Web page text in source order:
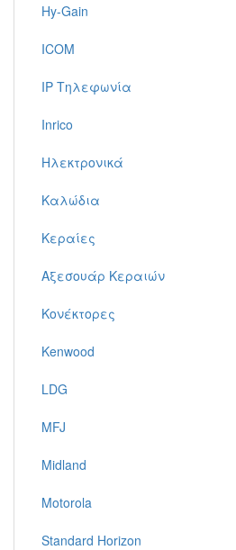
Hy-Gain
ICOM
IP Τηλεφωνία
Inrico
Ηλεκτρονικά
Καλώδια
Κεραίες
Αξεσουάρ Κεραιών
Κονέκτορες
Kenwood
LDG
MFJ
Midland
Motorola
Standard Horizon